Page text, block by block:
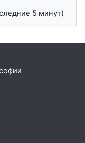
5 минут)